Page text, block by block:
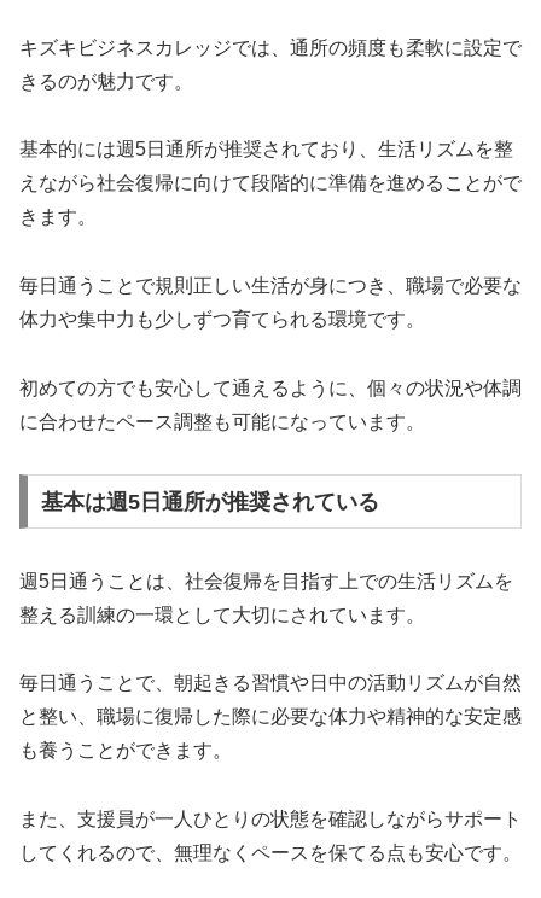
キズキビジネスカレッジでは、通所の頻度も柔軟に設定で
きるのが魅力です。
基本的には週5日通所が推奨されており、生活リズムを整
えながら社会復帰に向けて段階的に準備を進めることがで
きます。
毎日通うことで規則正しい生活が身につき、職場で必要な
体力や集中力も少しずつ育てられる環境です。
初めての方でも安心して通えるように、個々の状況や体調
に合わせたペース調整も可能になっています。
基本は週5日通所が推奨されている
週5日通うことは、社会復帰を目指す上での生活リズムを
整える訓練の一環として大切にされています。
毎日通うことで、朝起きる習慣や日中の活動リズムが自然
と整い、職場に復帰した際に必要な体力や精神的な安定感
も養うことができます。
また、支援員が一人ひとりの状態を確認しながらサポート
してくれるので、無理なくペースを保てる点も安心です。